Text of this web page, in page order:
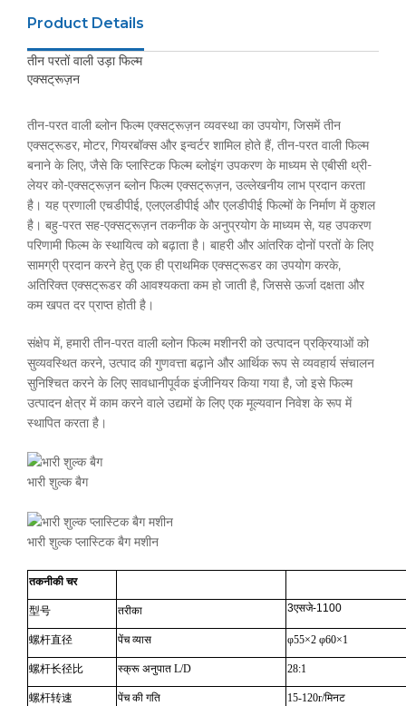
Product Details
तीन परतों वाली उड़ा फिल्म
एक्सट्रूज़न
तीन-परत वाली ब्लोन फिल्म एक्सट्रूज़न व्यवस्था का उपयोग, जिसमें तीन
एक्सट्रूडर, मोटर, गियरबॉक्स और इन्वर्टर शामिल होते हैं, तीन-परत वाली फिल्म
बनाने के लिए, जैसे कि प्लास्टिक फिल्म ब्लोइंग उपकरण के माध्यम से एबीसी थ्री-
लेयर को-एक्सट्रूज़न ब्लोन फिल्म एक्सट्रूज़न, उल्लेखनीय लाभ प्रदान करता
है। यह प्रणाली एचडीपीई, एलएलडीपीई और एलडीपीई फिल्मों के निर्माण में कुशल
है। बहु-परत सह-एक्सट्रूज़न तकनीक के अनुप्रयोग के माध्यम से, यह उपकरण
परिणामी फिल्म के स्थायित्व को बढ़ाता है। बाहरी और आंतरिक दोनों परतों के लिए
सामग्री प्रदान करने हेतु एक ही प्राथमिक एक्सट्रूडर का उपयोग करके,
अतिरिक्त एक्सट्रूडर की आवश्यकता कम हो जाती है, जिससे ऊर्जा दक्षता और
कम खपत दर प्राप्त होती है।
संक्षेप में, हमारी तीन-परत वाली ब्लोन फिल्म मशीनरी को उत्पादन प्रक्रियाओं को
सुव्यवस्थित करने, उत्पाद की गुणवत्ता बढ़ाने और आर्थिक रूप से व्यवहार्य संचालन
सुनिश्चित करने के लिए सावधानीपूर्वक इंजीनियर किया गया है, जो इसे फिल्म
उत्पादन क्षेत्र में काम करने वाले उद्यमों के लिए एक मूल्यवान निवेश के रूप में
स्थापित करता है।
भारी शुल्क बैग
भारी शुल्क प्लास्टिक बैग मशीन
तकनीकी चर
型号 तरीका 3एसजे-1100
螺杆直径 पेंच व्यास φ55×2 φ60×1
螺杆长径比 स्क्रू अनुपात L/D 28:1
螺杆转速 पेंच की गति 15-120r/मिनट